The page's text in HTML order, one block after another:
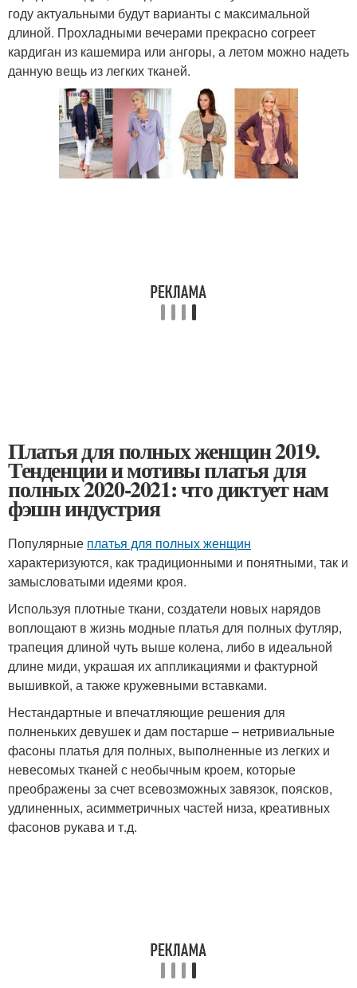
году актуальными будут варианты с максимальной
длиной. Прохладными вечерами прекрасно согреет
кардиган из кашемира или ангоры, а летом можно надеть
данную вещь из легких тканей.
Платья для полных женщин 2019.
Тенденции и мотивы платья для
полных 2020-2021: что диктует нам
фэшн индустрия
Популярные платья для полных женщин
характеризуются, как традиционными и понятными, так и
замысловатыми идеями кроя.
Используя плотные ткани, создатели новых нарядов
воплощают в жизнь модные платья для полных футляр,
трапеция длиной чуть выше колена, либо в идеальной
длине миди, украшая их аппликациями и фактурной
вышивкой, а также кружевными вставками.
Нестандартные и впечатляющие решения для
полненьких девушек и дам постарше – нетривиальные
фасоны платья для полных, выполненные из легких и
невесомых тканей с необычным кроем, которые
преображены за счет всевозможных завязок, поясков,
удлиненных, асимметричных частей низа, креативных
фасонов рукава и т.д.